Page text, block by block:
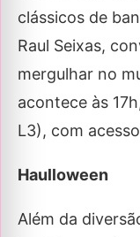
clássicos de
Raul Seixas,
mergulhar no
acontece às
L3), com
Haulloween
Além da